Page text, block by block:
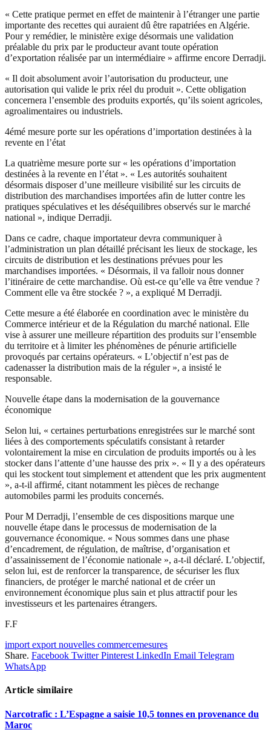
« Cette pratique permet en effet de maintenir à l’étranger une partie
importante des recettes qui auraient dû être rapatriées en Algérie.
Pour y remédier, le ministère exige désormais une validation
préalable du prix par le producteur avant toute opération
d’exportation réalisée par un intermédiaire » affirme encore Derradji.
« Il doit absolument avoir l’autorisation du producteur, une
autorisation qui valide le prix réel du produit ». Cette obligation
concernera l’ensemble des produits exportés, qu’ils soient agricoles,
agroalimentaires ou industriels.
4émé mesure porte sur les opérations d’importation destinées à la
revente en l’état
La quatrième mesure porte sur « les opérations d’importation
destinées à la revente en l’état ». « Les autorités souhaitent
désormais disposer d’une meilleure visibilité sur les circuits de
distribution des marchandises importées afin de lutter contre les
pratiques spéculatives et les déséquilibres observés sur le marché
national », indique Derradji.
Dans ce cadre, chaque importateur devra communiquer à
l’administration un plan détaillé précisant les lieux de stockage, les
circuits de distribution et les destinations prévues pour les
marchandises importées. « Désormais, il va falloir nous donner
l’itinéraire de cette marchandise. Où est-ce qu’elle va être vendue ?
Comment elle va être stockée ? », a expliqué M Derradji.
Cette mesure a été élaborée en coordination avec le ministère du
Commerce intérieur et de la Régulation du marché national. Elle
vise à assurer une meilleure répartition des produits sur l’ensemble
du territoire et à limiter les phénomènes de pénurie artificielle
provoqués par certains opérateurs. « L’objectif n’est pas de
cadenasser la distribution mais de la réguler », a insisté le
responsable.
Nouvelle étape dans la modernisation de la gouvernance
économique
Selon lui, « certaines perturbations enregistrées sur le marché sont
liées à des comportements spéculatifs consistant à retarder
volontairement la mise en circulation de produits importés ou à les
stocker dans l’attente d’une hausse des prix ». « Il y a des opérateurs
qui les stockent tout simplement et attendent que les prix augmentent
», a-t-il affirmé, citant notamment les pièces de rechange
automobiles parmi les produits concernés.
Pour M Derradji, l’ensemble de ces dispositions marque une
nouvelle étape dans le processus de modernisation de la
gouvernance économique. « Nous sommes dans une phase
d’encadrement, de régulation, de maîtrise, d’organisation et
d’assainissement de l’économie nationale », a-t-il déclaré. L’objectif,
selon lui, est de renforcer la transparence, de sécuriser les flux
financiers, de protéger le marché national et de créer un
environnement économique plus sain et plus attractif pour les
investisseurs et les partenaires étrangers.
F.F
import export nouvelles commercemesures
Share. Facebook Twitter Pinterest LinkedIn Email Telegram
WhatsApp
Article similaire
Narcotrafic : L’Espagne a saisie 10,5 tonnes en provenance du
Maroc